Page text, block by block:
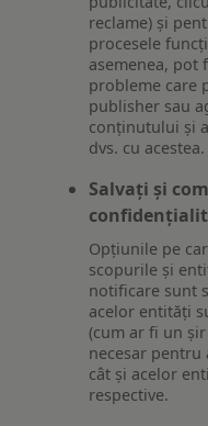
reclame) și
procesele
asemenea, pot
probleme care
publisher sau
conținutului și
dvs. cu acestea.
Salvați și
Opțiunile pe
scopurile și
notificare sunt
acelor entități
(cum ar fi un
necesar pentru
cât și acelor
respective.